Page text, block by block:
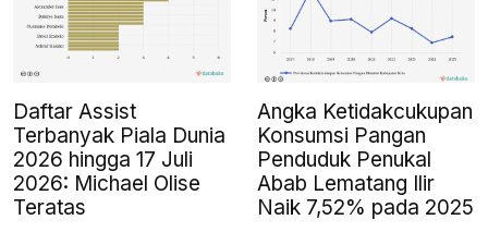
Daftar Assist
Terbanyak Piala Dunia
2026 hingga 17 Juli
2026: Michael Olise
Teratas
Angka Ketidakcukupan
Konsumsi Pangan
Penduduk Penukal
Abab Lematang Ilir
Naik 7,52% pada 2025